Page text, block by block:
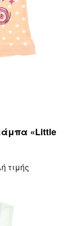
«Little
τιμής